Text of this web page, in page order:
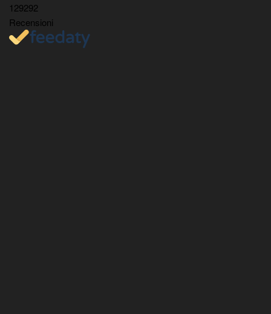
129292
Recensioni